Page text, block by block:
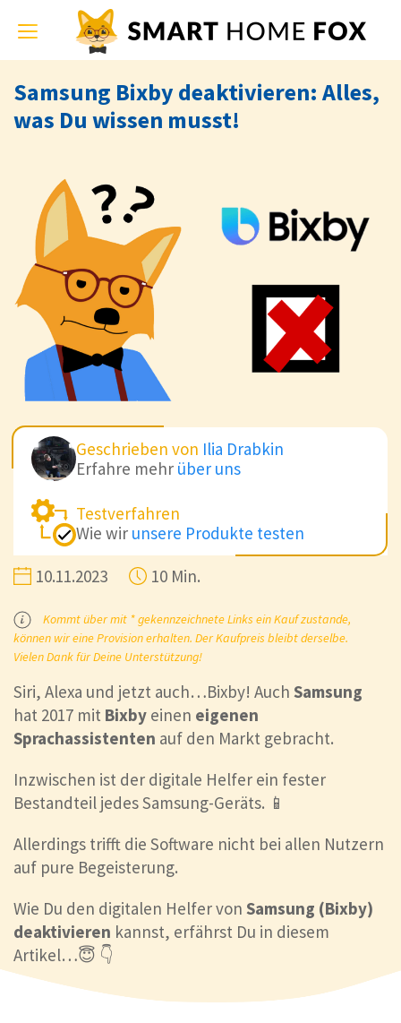
Toggle
navigation
Samsung Bixby deaktivieren: Alles,
was Du wissen musst!
Geschrieben von Ilia Drabkin
Erfahre mehr über uns
Testverfahren
Wie wir unsere Produkte testen
10.11.2023 10 Min.
Kommt über mit * gekennzeichnete Links ein Kauf zustande,
können wir eine Provision erhalten. Der Kaufpreis bleibt derselbe.
Vielen Dank für Deine Unterstützung!
Siri, Alexa und jetzt auch…Bixby! Auch Samsung
hat 2017 mit Bixby einen eigenen
Sprachassistenten auf den Markt gebracht.
Inzwischen ist der digitale Helfer ein fester
Bestandteil jedes Samsung-Geräts. 📱
Allerdings trifft die Software nicht bei allen Nutzern
auf pure Begeisterung.
Wie Du den digitalen Helfer von Samsung (Bixby)
deaktivieren kannst, erfährst Du in diesem
Artikel…😇 👇